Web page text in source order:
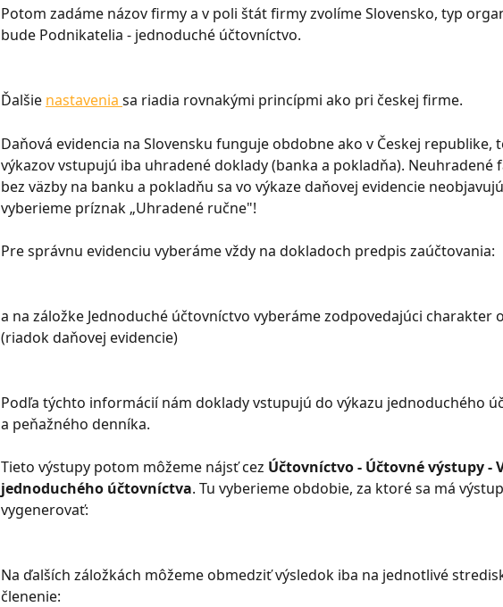
Potom zadáme názov firmy a v poli štát firmy zvolíme Slovensko, typ
bude Podnikatelia - jednoduché účtovníctvo.
Ďalšie nastavenia sa riadia rovnakými princípmi ako pri českej firme.
Daňová evidencia na Slovensku funguje obdobne ako v Českej republike,
výkazov vstupujú iba uhradené doklady (banka a pokladňa). Neuhradené
bez väzby na banku a pokladňu sa vo výkaze daňovej evidencie
vyberieme príznak „Uhradené ručne"!
Pre správnu evidenciu vyberáme vždy na dokladoch predpis zaúčtovania:
a na záložke Jednoduché účtovníctvo vyberáme zodpovedajúci charakter
(riadok daňovej evidencie)
Podľa týchto informácií nám doklady vstupujú do výkazu jednoduchého
a peňažného denníka.
Tieto výstupy potom môžeme nájsť cez Účtovníctvo - Účtovné výstupy -
jednoduchého účtovníctva. Tu vyberieme obdobie, za ktoré sa má výstup
vygenerovať:
Na ďalších záložkách môžeme obmedziť výsledok iba na jednotlivé
členenie: